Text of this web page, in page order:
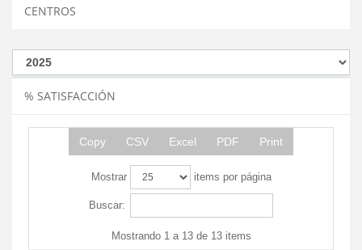
CENTROS
% SATISFACCIÓN
Copy CSV Excel PDF Print
Mostrar items por página
Buscar:
Mostrando 1 a 13 de 13 items